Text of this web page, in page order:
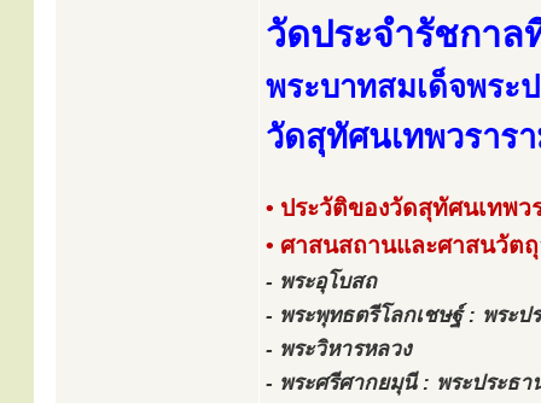
วัดประจำรัชกาล
พระบาทสมเด็จพระ
วัดสุทัศนเทพวราร
• ประวัติของวัดสุทัศนเทพว
• ศาสนสถานและศาสนวัต
- พระอุโบสถ
- พระพุทธตรีโลกเชษฐ์ : พระป
- พระวิหารหลวง
- พระศรีศากยมุนี : พระประธา